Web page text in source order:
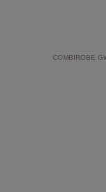
COMBIROBE